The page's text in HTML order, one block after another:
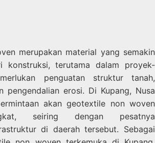
merupakan material yang semakin
konstruksi, terutama dalam proyek-
penguatan struktur tanah,
pengendalian erosi. Di Kupang, Nusa
akan geotextile non woven
seiring dengan pesatnya
di daerah tersebut. Sebagai